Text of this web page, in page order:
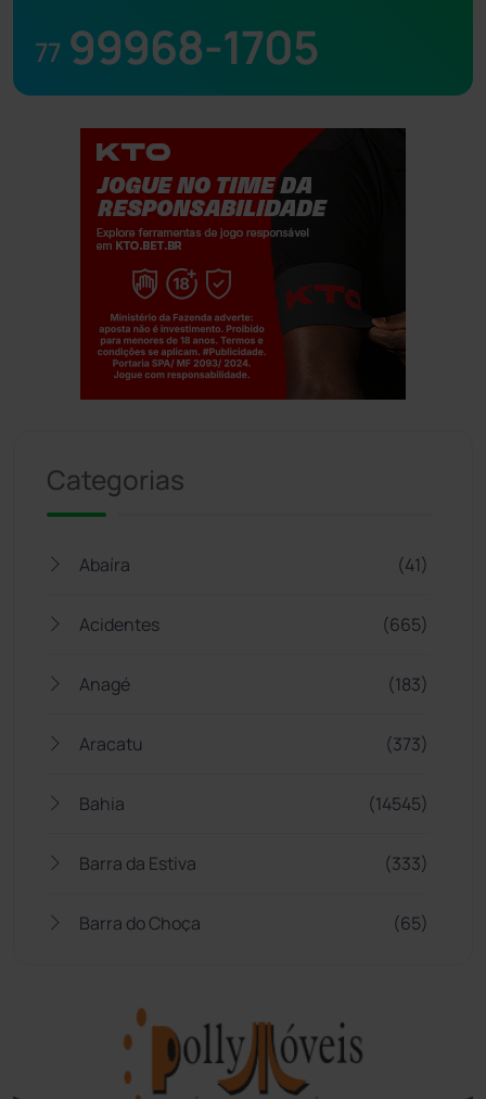
77 99968-1705
Categorias
Abaíra (41)
Acidentes (665)
Anagé (183)
Aracatu (373)
Bahia (14545)
Barra da Estiva (333)
Barra do Choça (65)
Bom Jesus da Lapa